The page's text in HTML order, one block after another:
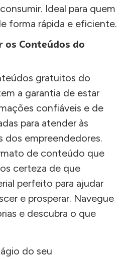
Ideal para quem
forma rápida e eficiente.
os Conteúdos do
gratuitos do
a garantia de estar
confiáveis e de
para atender às
dos empreendedores.
de conteúdo que
certeza de que
perfeito para ajudar
e prosperar. Navegue
e descubra o que
do seu